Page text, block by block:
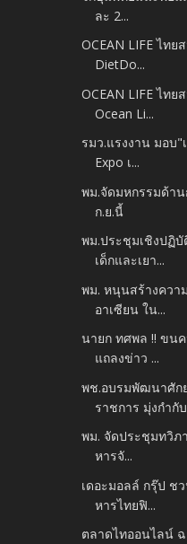
ละ 2...
OCEAN LIFE ไทย
DietDo...
OCEAN LIFE ไท
Ocean Li...
รมว.แรงงาน มอบ"
Expo เ...
พม.จัดมหกรรมด้า
ก.ย.นี้
พม.ประชุมเชิงปฏิ
เด็กและเยา...
พม. หนุนสร้างควา
อาเซียน ใน...
นายก ทศพล !! ขน
แถลงข่าว ...
พช.อบรมพัฒนาศัก
ราชการ มุ่งกำกับ
พม. จัดประชุมทวิภ
หารจั...
เดอะมอลล์ กรุ๊ป ช
หารไทยฟิ...
ตลาดไทออนไลน์ ฉ